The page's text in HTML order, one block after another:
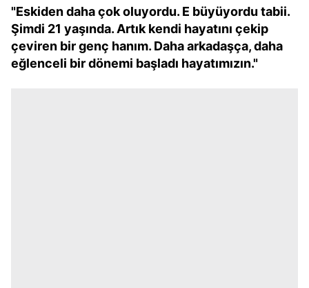
"Eskiden daha çok oluyordu. E büyüyordu tabii.
Şimdi 21 yaşında. Artık kendi hayatını çekip
çeviren bir genç hanım. Daha arkadaşça, daha
eğlenceli bir dönemi başladı hayatımızın."